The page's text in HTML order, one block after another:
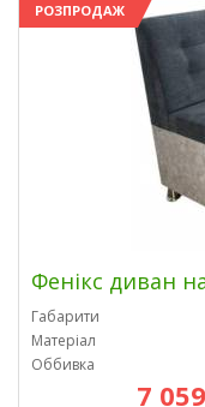
РОЗПРОДАЖ
Фенікс диван
Габарити
Матеріал
Оббивка
7